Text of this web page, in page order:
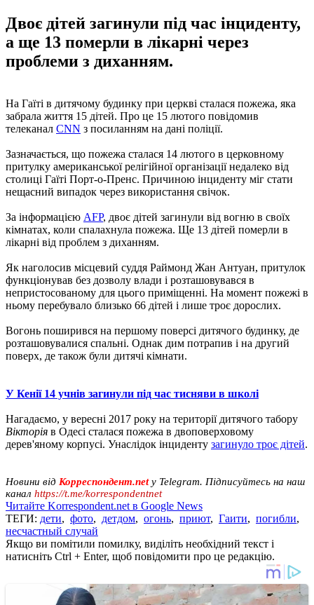
Двоє дітей загинули під час інциденту,
а ще 13 померли в лікарні через
проблеми з диханням.
На Гаїті в дитячому будинку при церкві сталася пожежа, яка
забрала життя 15 дітей. Про це 15 лютого повідомив
телеканал CNN з посиланням на дані поліції.
Зазначається, що пожежа сталася 14 лютого в церковному
притулку американської релігійної організації недалеко від
столиці Гаїті Порт-о-Пренс. Причиною інциденту міг стати
нещасний випадок через використання свічок.
За інформацією AFP, двоє дітей загинули від вогню в своїх
кімнатах, коли спалахнула пожежа. Ще 13 дітей померли в
лікарні від проблем з диханням.
Як наголосив місцевий суддя Раймонд Жан Антуан, притулок
функціонував без дозволу влади і розташовувався в
непристосованому для цього приміщенні. На момент пожежі в
ньому перебувало близько 66 дітей і лише троє дорослих.
Вогонь поширився на першому поверсі дитячого будинку, де
розташовувалися спальні. Однак дим потрапив і на другий
поверх, де також були дитячі кімнати.
У Кенії 14 учнів загинули під час тисняви в школі
Нагадаємо, у вересні 2017 року на території дитячого табору
Вікторія в Одесі сталася пожежа в двоповерховому
дерев'яному корпусі. Унаслідок інциденту загинуло троє дітей.
Новини від Корреспондент.net у Telegram. Підписуйтесь на наш
канал https://t.me/korrespondentnet
Читайте Korrespondent.net в Google News
ТЕГИ: дети, фото, детдом, огонь, приют, Гаити, погибли,
несчастный случай
Якщо ви помітили помилку, виділіть необхідний текст і
натисніть Ctrl + Enter, щоб повідомити про це редакцію.